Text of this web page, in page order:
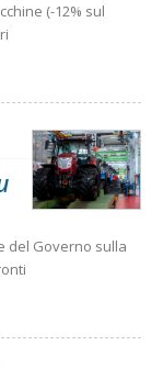
(-12% sul
del Governo sulla